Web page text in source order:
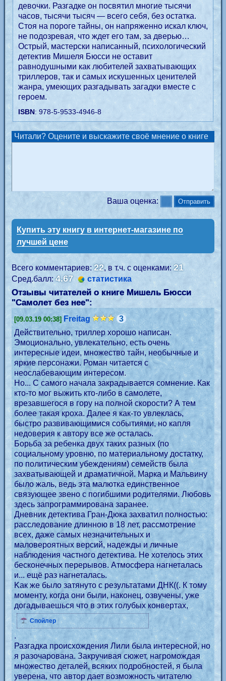
девочки. Разгадке он посвятил многие тысячи
часов, тысячи тысяч — всего себя, без остатка.
Стоя на пороге тайны, он напряженно искал ключ,
не подозревая, что ждет его там, за дверью…
Острый, мастерски написанный, психологический
детектив Мишеля Бюсси не оставит
равнодушными как любителей захватывающих
триллеров, так и самых искушенных ценителей
жанра, умеющих разгадывать загадки вместе с
героем.
ISBN: 978-5-9533-4946-8
Читали? Оцените и выскажите своё мнение о книге
Ваша оценка:
Купить эту книгу в интернет-магазине по
лучшей цене
Всего комментариев: 22, в т.ч. с оценками:21
Сред.балл:4.67 статистика
Отзывы читателей о книге Мишель Бюсси
"Самолет без нее":
[09.03.19 00:38] Freitag
3
Действительно, триллер хорошо написан.
Эмоционально, увлекательно, есть очень
интересные идеи, множество тайн, необычные и
яркие персонажи. Роман читается с
неослабевающим интересом.
Но... С самого начала закрадывается сомнение. Как
кто-то мог выжить кто-либо в самолете,
врезавшегося в гору на полной скорости? А тем
более такая кроха. Далее я как-то увлеклась,
быстро развивающимися событиями, но капля
недоверия к автору все же осталась.
Борьба за ребенка двух таких разных (по
социальному уровню, по материальному достатку,
по политическим убеждениям) семейств была
захватывающей и драматичной. Марка и Мальвину
было жаль, ведь эта малютка единственное
связующее звено с погибшими родителями. Любовь
здесь запрограммирована заранее.
Дневник детектива Гран-Дюка захватил полностью:
расследование длинною в 18 лет, рассмотрение
всех, даже самых незначительных и
маловероятных версий, надежды и личные
наблюдения частного детектива. Не хотелось этих
бесконечных перерывов. Атмосфера нагнеталась
и... ещё раз нагнеталась.
Kак же было затянуто с результатами ДНК((. К тому
моменту, когда они были, наконец, озвучены, уже
догадываешься что в этих голубых конвертах,
Спойлер
.
Разгадка происхождения Лили была интересной, но
я разочарована. Закручивая сюжет, нагромождая
множество деталей, всяких подробностей, я была
уверена, что автор дает возможность читателю